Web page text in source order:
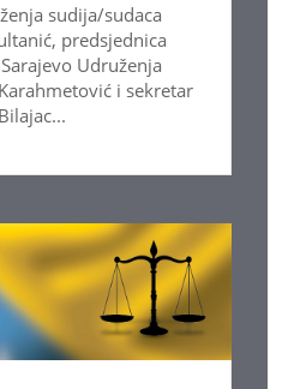
sudija/sudaca
predsjednica
Udruženja
i sekretar